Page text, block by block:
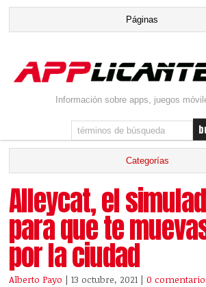
Información sobre apps, juegos
Alleycat, el
para que te
por la ciudad
Alberto Payo | 13 octubre, 2021 |0